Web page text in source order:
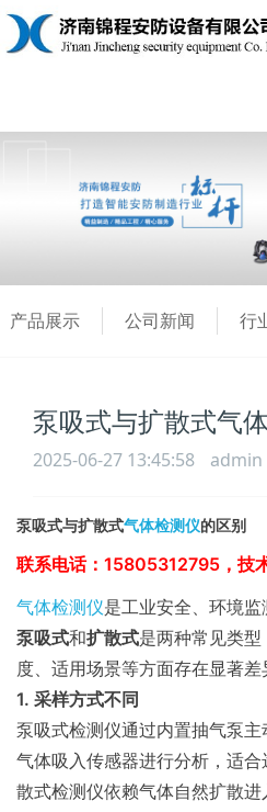
产品展示 公司新闻 行
泵吸式与扩散式气
2025-06-27 13:45:58 admin
泵吸式与扩散式气体检测仪的区别
联系电话：15805312795，技
气体检测仪是工业安全、环境
泵吸式和扩散式是两种常见类
度、适用场景等方面存在显著差
1. 采样方式不同
泵吸式检测仪通过内置抽气泵
气体吸入传感器进行分析，适
散式检测仪依赖气体自然扩散进